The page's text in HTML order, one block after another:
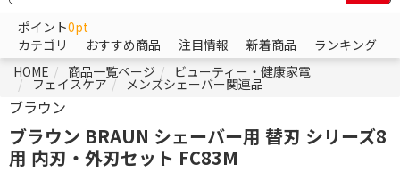
ポイント0pt
カテゴリ
おすすめ商品 注目情報 新着商品
ランキング
HOME
商品一覧ページ ビューティー・健康家電
フェイスケア メンズシェーバー関連品
ブラウン
ブラウン BRAUN シェーバー用 替刃 シリーズ8
用 内刃・外刃セット FC83M